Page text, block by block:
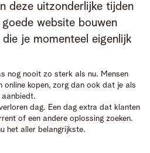
deze uitzonderlijke tijden
website bouwen
je momenteel eigenlijk
nog nooit zo sterk als nu. Mensen
online kopen, zorg dan ook dat je als
aanbiedt.
dag. Een dag extra dat klanten
of een andere oplossing zoeken.
het aller belangrijkste.